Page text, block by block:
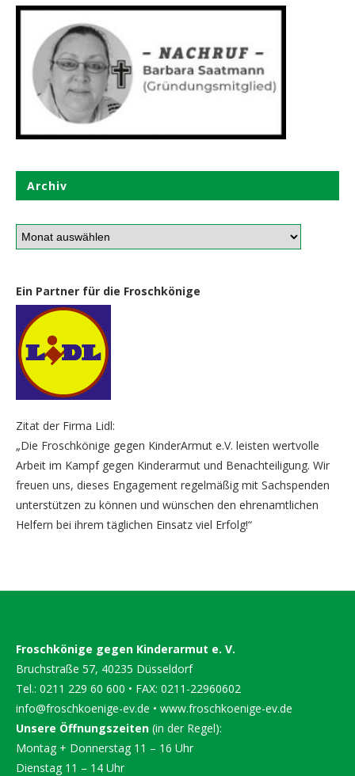
Archiv
Ein Partner für die Froschkönige
Zitat der Firma Lidl:
„Die Froschkönige gegen KinderArmut e.V. leisten wertvolle
Arbeit im Kampf gegen Kinderarmut und Benachteiligung. Wir
freuen uns, dieses Engagement regelmäßig mit Sachspenden
unterstützen zu können und wünschen den ehrenamtlichen
Helfern bei ihrem täglichen Einsatz viel Erfolg!“
Froschkönige gegen Kinderarmut e. V.
Bruchstraße 57, 40235 Düsseldorf
Tel.: 0211 229 60 600 • FAX: 0211-22960602
info@froschkoenige-ev.de • www.froschkoenige-ev.de
Unsere Öffnungszeiten (in der Regel):
Montag + Donnerstag 11 – 16 Uhr
Dienstag 11 – 14 Uhr